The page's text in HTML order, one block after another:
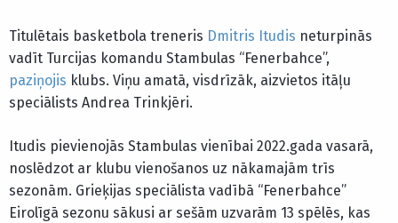
Titulētais basketbola treneris Dmitris Itudis neturpinās
vadīt Turcijas komandu Stambulas “Fenerbahce”,
paziņojis klubs. Viņu amatā, visdrīzāk, aizvietos itāļu
speciālists Andrea Trinkjēri.
Itudis pievienojās Stambulas vienībai 2022.gada vasarā,
noslēdzot ar klubu vienošanos uz nākamajām trīs
sezonām. Grieķijas speciālista vadībā “Fenerbahce”
Eirolīgā sezonu sākusi ar sešām uzvarām 13 spēlēs, kas